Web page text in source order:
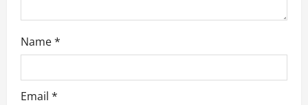
Name*
Email *